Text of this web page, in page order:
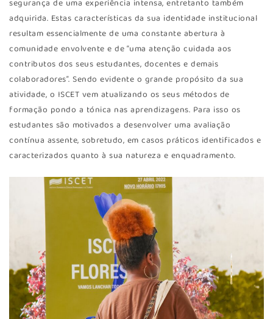
segurança de uma experiência intensa, entretanto também
adquirida. Estas características da sua identidade institucional
resultam essencialmente de uma constante abertura à
comunidade envolvente e de “uma atenção cuidada aos
contributos dos seus estudantes, docentes e demais
colaboradores”. Sendo evidente o grande propósito da sua
atividade, o ISCET vem atualizando os seus métodos de
formação pondo a tónica nas aprendizagens. Para isso os
estudantes são motivados a desenvolver uma avaliação
contínua assente, sobretudo, em casos práticos identificados e
caracterizados quanto à sua natureza e enquadramento.